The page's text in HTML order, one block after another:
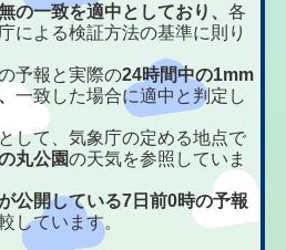
の一致を適中としており、各
による検証方法の基準に則り
予報と実際の24時間中の1mm
一致した場合に適中と判定し
して、気象庁の定める地点で
丸公園の天気を参照していま
公開している7日前0時の予報
しています。